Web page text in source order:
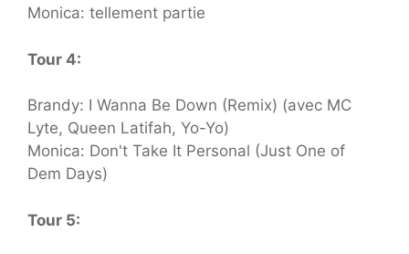
Monica: tellement partie
Tour 4:
Brandy: I ​​Wanna Be Down (Remix) (avec MC
Lyte, Queen Latifah, Yo-Yo)
Monica: Don't Take It Personal (Just One of
Dem Days)
Tour 5: